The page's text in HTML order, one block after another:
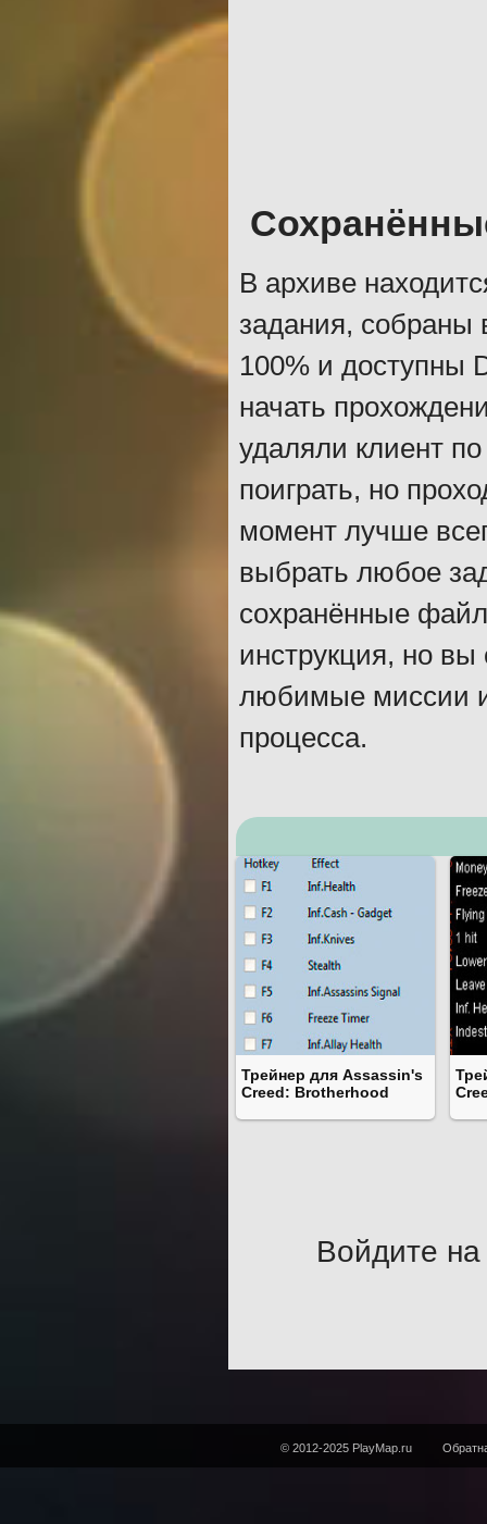
В архиве
задания, собраны
100% и доступны
начать
удаляли клиент
поиграть, но
момент лучше
выбрать любое
сохранённые
инструкция, но
любимые миссии и
процесса.
Трейнер для Assassin's
Creed: Brotherhood
Войдите на
© 2012-2025 PlayMap.ru